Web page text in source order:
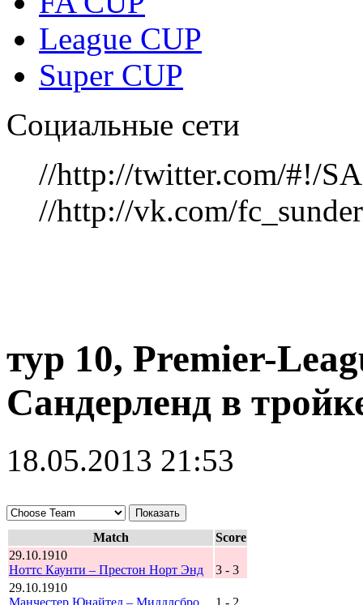
League CUP
Super CUP
Социальные сети
//http://twitter.com/#!/
//http://vk.com/
тур 10, Рremier-
Сандерленд в
18.05.2013 21:53
Match
Score
29.10.1910
Ноттс Каунти – Престон Норт Энд
3 - 3
29.10.1910
Манчестер Юнайтед – Миддлсбро
1 - 2